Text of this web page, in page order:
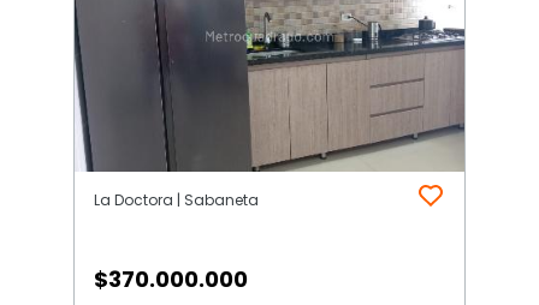
La Doctora | Sabaneta
$370.000.000